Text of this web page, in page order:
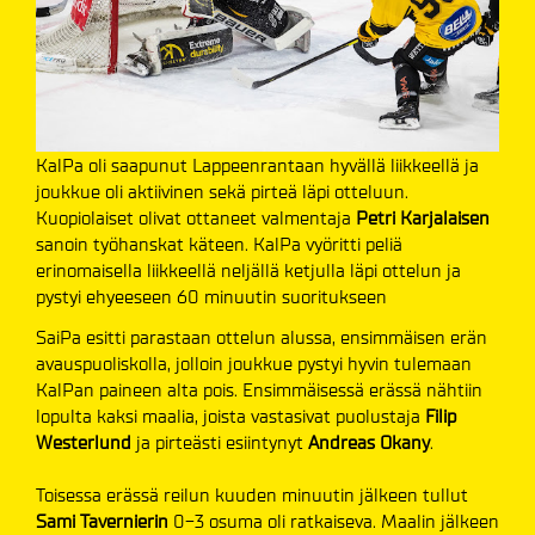
KalPa oli saapunut Lappeenrantaan hyvällä liikkeellä ja
joukkue oli aktiivinen sekä pirteä läpi otteluun.
Kuopiolaiset olivat ottaneet valmentaja Petri Karjalaisen
sanoin työhanskat käteen. KalPa vyöritti peliä
erinomaisella liikkeellä neljällä ketjulla läpi ottelun ja
pystyi ehyeeseen 60 minuutin suoritukseen
SaiPa esitti parastaan ottelun alussa, ensimmäisen erän
avauspuoliskolla, jolloin joukkue pystyi hyvin tulemaan
KalPan paineen alta pois. Ensimmäisessä erässä nähtiin
lopulta kaksi maalia, joista vastasivat puolustaja Filip
Westerlund ja pirteästi esiintynyt Andreas Okany.
Toisessa erässä reilun kuuden minuutin jälkeen tullut
Sami Tavernierin 0-3 osuma oli ratkaiseva. Maalin jälkeen